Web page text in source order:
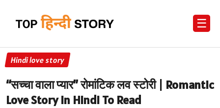
☰
Hindi love story
“सच्चा वाला प्यार” रोमांटिक लव स्टोरी | Romantic
Love Story in Hindi To Read